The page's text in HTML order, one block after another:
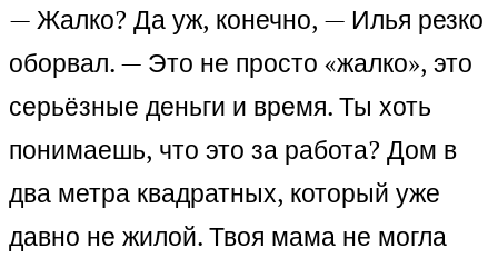
— Жалко? Да уж, конечно, — Илья резко
оборвал. — Это не просто «жалко», это
серьёзные деньги и время. Ты хоть
понимаешь, что это за работа? Дом в
два метра квадратных, который уже
давно не жилой. Твоя мама не могла